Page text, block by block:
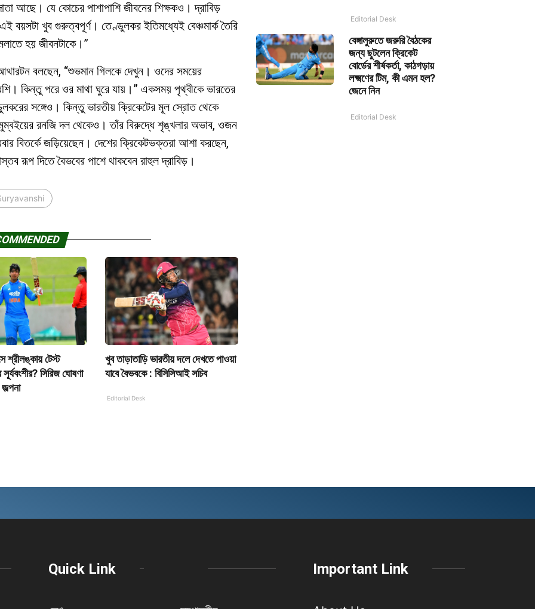
আছে। যে কোচের পাশাপাশি জীবনের শিক্ষকও। দ্রাবিড়
বয়সটা খুব গুরুত্বপূর্ণ। তেণ্ডুলকর ইতিমধ্যেই বেঞ্চমার্ক তৈরি
হয় জীবনটাকে।”
বলছেন, “শুভমান গিলকে দেখুন। ওদের সময়ের
কিন্তু পরে ওর মাথা ঘুরে যায়।” একসময় পৃথ্বীকে ভারতের
সঙ্গেও। কিন্তু ভারতীয় ক্রিকেটের মূল স্রোত থেকে
রনজি দল থেকেও। তাঁর বিরুদ্ধে শৃঙ্খলার অভাব, ওজন
বিতর্কে জড়িয়েছেন। দেশের ক্রিকেটভক্তরা আশা করছেন,
রূপ দিতে বৈভবের পাশে থাকবেন রাহুল দ্রাবিড়।
শ্রীলঙ্কায় টেস্ট
সিরিজ ঘোষণা
খুব তাড়াতাড়ি ভারতীয় দলে দেখতে পাওয়া
যাবে বৈভবকে : বিসিসিআই সচিব
Editorial Desk
Editorial Desk
বেঙ্গালুরুতে জরুরি বৈঠকের
জন্য ছুটলেন ক্রিকেট
বোর্ডের শীর্ষকর্তা, কাঠগড়ায়
লক্ষ্মণের টিম, কী এমন হল?
জেনে নিন
Editorial Desk
Quick Link Important Link